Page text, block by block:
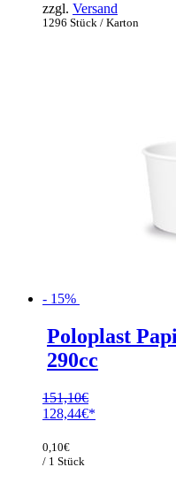
1296 Stück / Karton
zzgl. Versand
- 15%
Poloplast
290cc
151,10€
Ursprünglicher
war:
151,10€
128,44€
Preis
ist:
0,10€
/ 1 Stück